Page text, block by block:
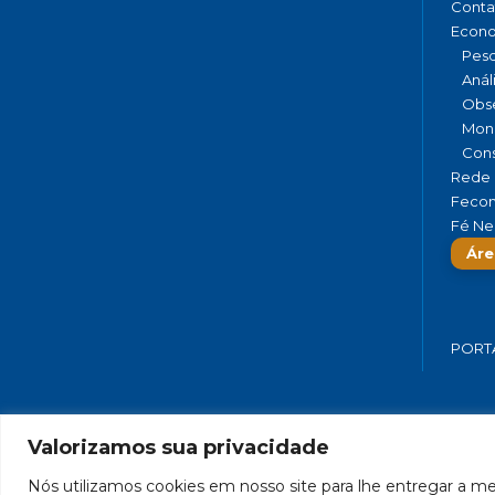
Valorizamos sua privacidade
Nós utilizamos cookies em nosso site para lhe entregar a
Rede
Fé
FEDERAÇÃO DO COMÉRCIO DE